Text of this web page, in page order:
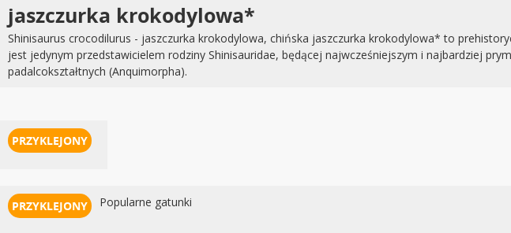
jaszczurka krokodylowa*
Shinisaurus crocodilurus - jaszczurka krokodylowa, chińska jaszczurka krokodylowa* to
jest jedynym przedstawicielem rodziny Shinisauridae, będącej najwcześniejszym i najbardziej
padalcokształtnych (Anquimorpha).
Popularne gatunki